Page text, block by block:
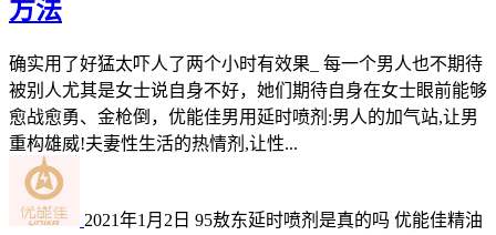
方法
确实用了好猛太吓人了两个小时有效果_ 每一个男人也不期待
被别人尤其是女士说自身不好，她们期待自身在女士眼前能够
愈战愈勇、金枪倒，优能佳男用延时喷剂:男人的加气站,让男
重构雄威!夫妻性生活的热情剂,让性...
2021年1月2日 95敖东延时喷剂是真的吗 优能佳精油